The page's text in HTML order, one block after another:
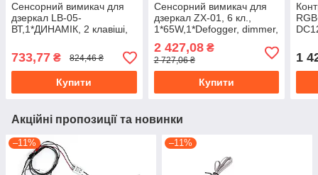
Сенсорний вимикач для
дзеркал LB-05-
ВТ,1*ДИНАМІК, 2 клавіші,
DC12-24V
733,77 ₴ 824,46 ₴
Купити
Сенсорний вимикач для
дзеркал ZX-01, 6 кл.,
1*65W,1*Defogger, dimmer,
BT, DC12-24V/2
колонки/FM-радіо/РЕЛЕ
2 427,08₴
2 727,06 ₴
Купити
1
Акційні пропозиції та новинки
–11% –11%